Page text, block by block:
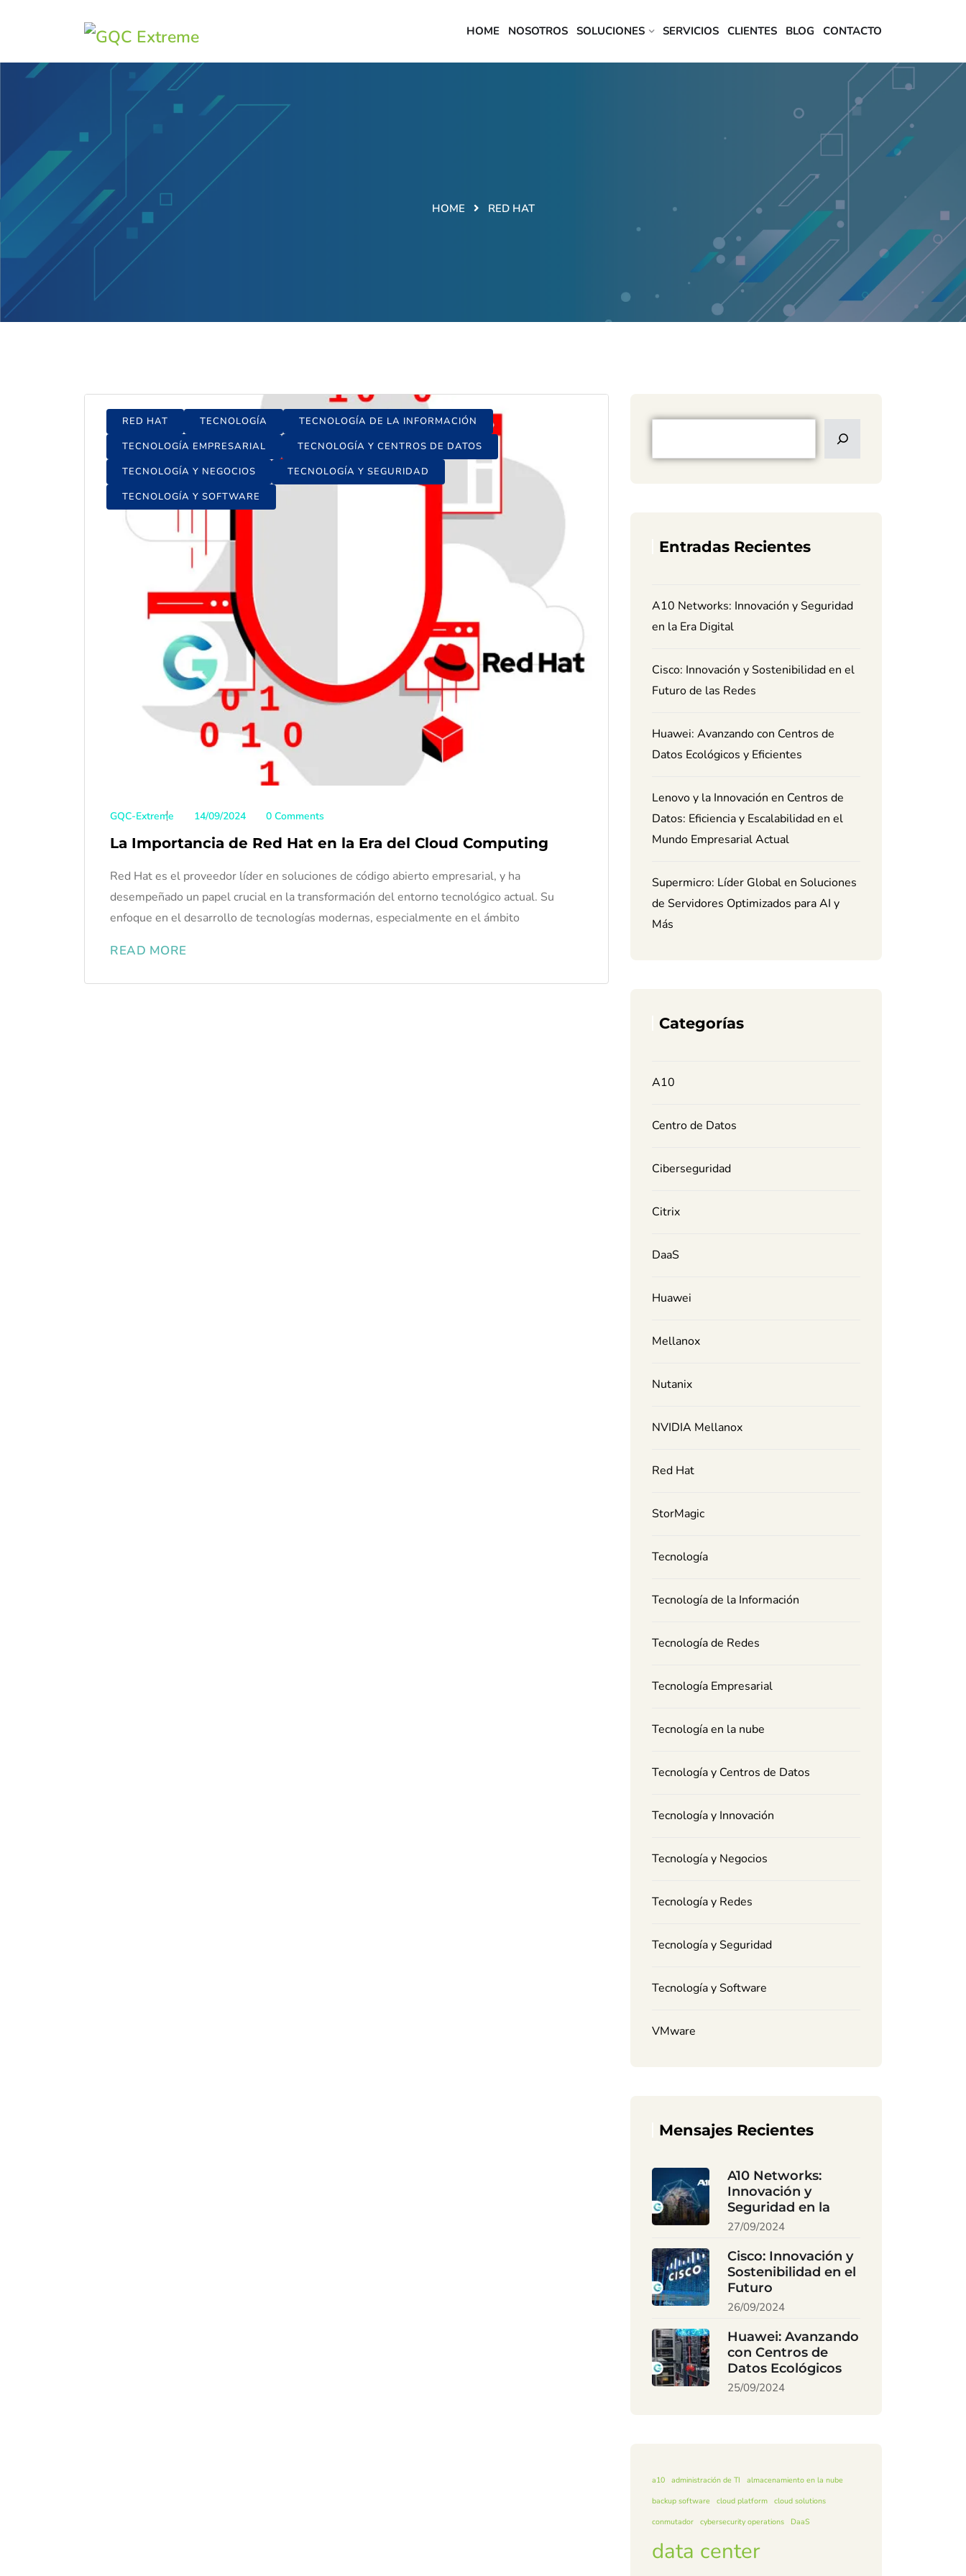
HOME NOSOTROS SOLUCIONES SERVICIOS CLIENTES BLOG CONTACTO
HOME RED HAT
RED HAT TECNOLOGÍA
TECNOLOGÍA DE LA INFORMACIÓN
TECNOLOGÍA EMPRESARIAL
TECNOLOGÍA Y CENTROS DE DATOS
TECNOLOGÍA Y NEGOCIOS
TECNOLOGÍA Y SEGURIDAD
TECNOLOGÍA Y SOFTWARE
GQC-Extreme 14/09/2024 0 Comments
La Importancia de Red Hat en la Era del Cloud Computing
Red Hat es el proveedor líder en soluciones de código abierto empresarial, y ha
desempeñado un papel crucial en la transformación del entorno tecnológico actual. Su
enfoque en el desarrollo de tecnologías modernas, especialmente en el ámbito
READ MORE
Entradas Recientes
A10 Networks: Innovación y Seguridad
en la Era Digital
Cisco: Innovación y Sostenibilidad en el
Futuro de las Redes
Huawei: Avanzando con Centros de
Datos Ecológicos y Eficientes
Lenovo y la Innovación en Centros de
Datos: Eficiencia y Escalabilidad en el
Mundo Empresarial Actual
Supermicro: Líder Global en Soluciones
de Servidores Optimizados para AI y
Más
Categorías
A10
Centro de Datos
Ciberseguridad
Citrix
DaaS
Huawei
Mellanox
Nutanix
NVIDIA Mellanox
Red Hat
StorMagic
Tecnología
Tecnología de la Información
Tecnología de Redes
Tecnología Empresarial
Tecnología en la nube
Tecnología y Centros de Datos
Tecnología y Innovación
Tecnología y Negocios
Tecnología y Redes
Tecnología y Seguridad
Tecnología y Software
VMware
Mensajes Recientes
A10 Networks:
Innovación y
Seguridad en la
27/09/2024
Cisco: Innovación y
Sostenibilidad en el
Futuro
26/09/2024
Huawei: Avanzando
con Centros de
Datos Ecológicos
25/09/2024
a10 administración de TI
almacenamiento en la nube
backup software
cloud platform cloud solutions
conmutador cybersecurity operations DaaS
data center